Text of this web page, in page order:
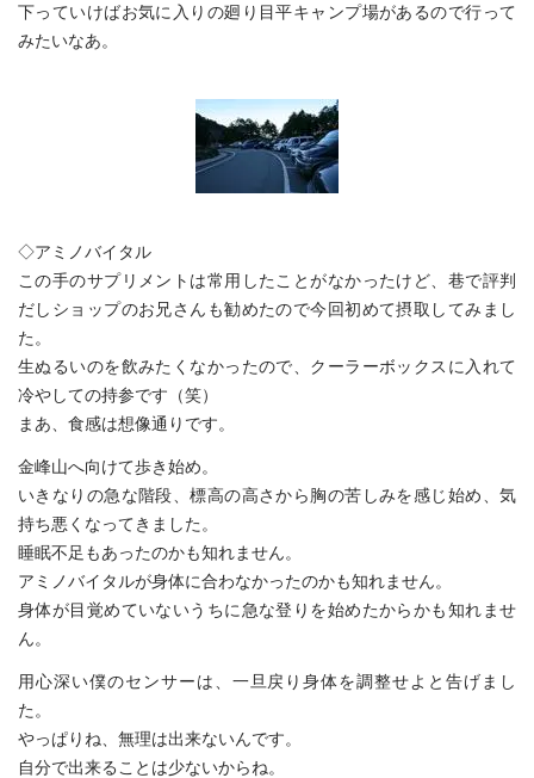
下っていけばお気に入りの廻り目平キャンプ場があるので行って
みたいなあ。
◇アミノバイタル
この手のサプリメントは常用したことがなかったけど、巷で評判
だしショップのお兄さんも勧めたので今回初めて摂取してみまし
た。
生ぬるいのを飲みたくなかったので、クーラーボックスに入れて
冷やしての持参です（笑）
まあ、食感は想像通りです。
金峰山へ向けて歩き始め。
いきなりの急な階段、標高の高さから胸の苦しみを感じ始め、気
持ち悪くなってきました。
睡眠不足もあったのかも知れません。
アミノバイタルが身体に合わなかったのかも知れません。
身体が目覚めていないうちに急な登りを始めたからかも知れませ
ん。
用心深い僕のセンサーは、一旦戻り身体を調整せよと告げまし
た。
やっぱりね、無理は出来ないんです。
自分で出来ることは少ないからね。